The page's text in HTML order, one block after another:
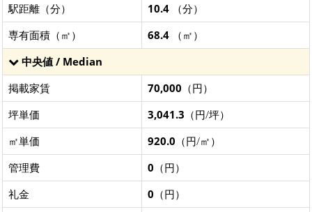
駅距離（分）
10.4 （分）
専有面積（㎡）
68.4 （㎡）
中央値 / Median
掲載家賃
70,000 （円）
坪単価
3,041.3 （円/坪）
㎡単価
920.0 （円/㎡）
管理費
0 （円）
礼金
0 （円）